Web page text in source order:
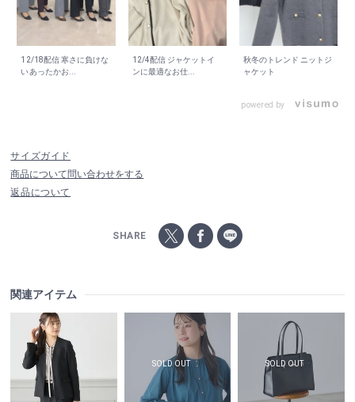
12/18配信 寒さに負けな
いあったかお...
12/4配信 ジャケットイ
ンに最適なお仕...
秋冬のトレンド ニットジ
ャケット
powered by
サイズガイド
商品について問い合わせをする
返品について
SHARE
関連アイテム